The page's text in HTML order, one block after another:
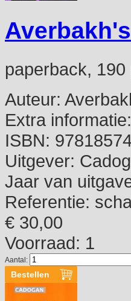
paperback, 190
Auteur:
Extra informatie:
ISBN:
Uitgever:
Jaar van
Referentie:
€ 30,00
Voorraad: 1
Aantal: